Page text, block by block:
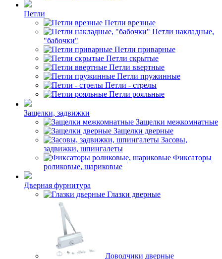
Петли
Петли врезные
Петли накладные,
"бабочки"
Петли приварные
Петли скрытые
Петли ввертные
Петли пружинные
Петли - стрелы
Петли рояльные
Защелки, задвижки
Защелки межкомнатные
Защелки дверные
Засовы,
задвижки, шпингалеты
Фиксаторы
роликовые, шариковые
Дверная фурнитура
Глазки дверные
Доводчики дверные